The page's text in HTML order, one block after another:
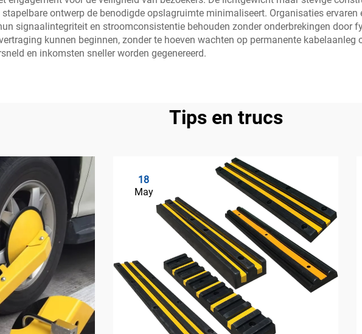
ontwerp de benodigde opslagruimte minimaliseert. Organisaties
signaalintegriteit en stroomconsistentie behouden zonder onderbrekingen door
kunnen beginnen, zonder te hoeven wachten op permanente
en inkomsten sneller worden gegenereerd.
Tips en trucs
18
May